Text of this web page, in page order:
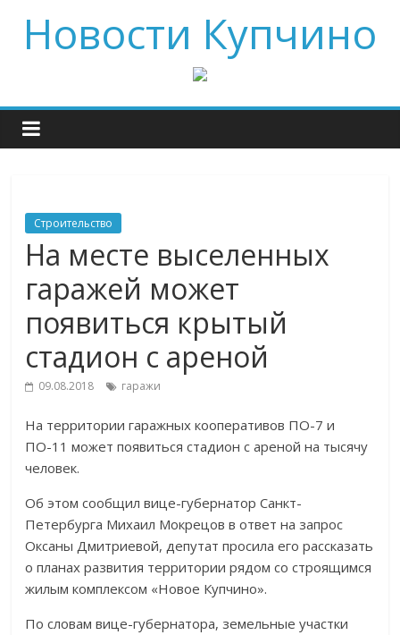
Новости Купчино
Строительство
На месте выселенных
гаражей может
появиться крытый
стадион с ареной
09.08.2018 гаражи
На территории гаражных кооперативов ПО-7 и
ПО-11 может появиться стадион с ареной на тысячу
человек.
Об этом сообщил вице-губернатор Санкт-
Петербурга Михаил Мокрецов в ответ на запрос
Оксаны Дмитриевой, депутат просила его рассказать
о планах развития территории рядом со строящимся
жилым комплексом «Новое Купчино».
По словам вице-губернатора, земельные участки